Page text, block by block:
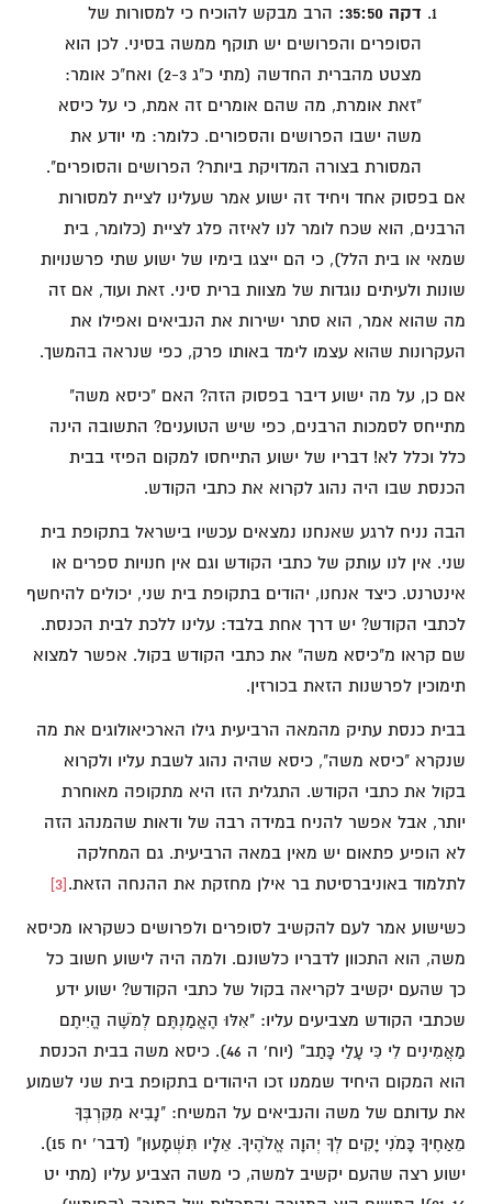
דקה 35:50:
הרב מבקש להוכיח כי למסורות של
הסופרים והפרושים יש תוקף ממשה בסיני. לכן הוא
מצטט מהברית החדשה (מתי כ"ג 2-3) ואח"כ אומר:
"זאת אומרת, מה שהם אומרים זה אמת, כי על כיסא
משה ישבו הפרושים והספורים. כלומר: מי יודע את
המסורת בצורה המדויקת ביותר? הפרושים והסופרים".
אם בפסוק אחד ויחיד זה ישוע אמר שעלינו לציית למסורות
הרבנים, הוא שכח לומר לנו לאיזה פלג לציית (כלומר, בית
שמאי או בית הלל), כי הם ייצגו בימיו של ישוע שתי פרשנויות
שונות ולעיתים נוגדות של מצוות ברית סיני. זאת ועוד, אם זה
מה שהוא אמר, הוא סתר ישירות את הנביאים ואפילו את
העקרונות שהוא עצמו לימד באותו פרק, כפי שנראה בהמשך.
אם כן, על מה ישוע דיבר בפסוק הזה? האם "כיסא משה"
מתייחס לסמכות הרבנים, כפי שיש הטוענים? התשובה הינה
כלל וכלל לא! דבריו של ישוע התייחסו למקום הפיזי בבית
הכנסת שבו היה נהוג לקרוא את כתבי הקודש.
הבה נניח לרגע שאנחנו נמצאים עכשיו בישראל בתקופת בית
שני. אין לנו עותק של כתבי הקודש וגם אין חנויות ספרים או
אינטרנט. כיצד אנחנו, יהודים בתקופת בית שני, יכולים להיחשף
לכתבי הקודש? יש דרך אחת בלבד: עלינו ללכת לבית הכנסת.
שם קראו מ"כיסא משה" את כתבי הקודש בקול. אפשר למצוא
תימוכין לפרשנות הזאת בכורזין.
בבית כנסת עתיק מהמאה הרביעית גילו הארכיאולוגים את מה
שנקרא "כיסא משה", כיסא שהיה נהוג לשבת עליו ולקרוא
בקול את כתבי הקודש. התגלית הזו היא מתקופה מאוחרת
יותר, אבל אפשר להניח במידה רבה של ודאות שהמנהג הזה
לא הופיע פתאום יש מאין במאה הרביעית. גם המחלקה
לתלמוד באוניברסיטת בר אילן מחזקת את ההנחה הזאת.[3]
כשישוע אמר לעם להקשיב לסופרים ולפרושים כשקראו מכיסא
משה, הוא התכוון לדבריו כלשונם. ולמה היה לישוע חשוב כל
כך שהעם יקשיב לקריאה בקול של כתבי הקודש? ישוע ידע
שכתבי הקודש מצביעים עליו: "אִלּוּ הֶאֱמַנְתֶּם לְמֹשֶׁה הֱיִיתֶם
מַאֲמִינִים לִי כִּי עָלַי כָּתַב" (יוח' ה 46). כיסא משה בבית הכנסת
הוא המקום היחיד שממנו זכו היהודים בתקופת בית שני לשמוע
את עדותם של משה והנביאים על המשיח: "נָבִיא מִקִּרְבְּךָ
מֵאַחֶיךָ כָּמֹנִי יָקִים לְךָ יְהוָה אֱלֹהֶיךָ. אֵלָיו תִּשְׁמָעוּן" (דבר' יח 15).
ישוע רצה שהעם יקשיב למשה, כי משה הצביע עליו (מתי יט